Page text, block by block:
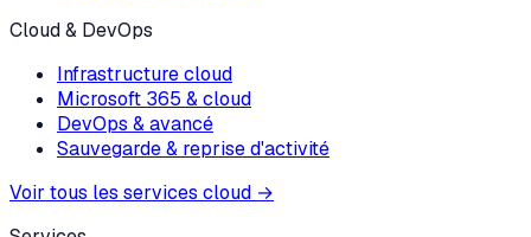
Cloud & DevOps
Infrastructure cloud
Microsoft 365 & cloud
DevOps & avancé
Sauvegarde & reprise d'activité
Voir tous les services cloud →